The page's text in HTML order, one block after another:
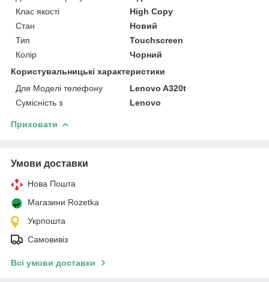
Клас якості
High Copy
Стан
Новий
Тип
Touchscreen
Колір
Чорний
Користувальницькі характеристики
Для Моделі телефону
Lenovo A320t
Сумісність з
Lenovo
Приховати
Умови доставки
Нова Пошта
Магазини Rozetka
Укрпошта
Самовивіз
Всі умови доставки